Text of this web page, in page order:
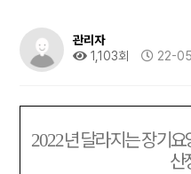
관리자
1,103회
22-
2022년 달라지는 장기
산